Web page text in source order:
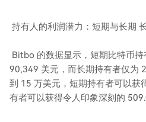
持有人的利润潜力：短期与长期
Bitbo 的数据显示，短期比特币
90,349 美元，而长期持有者仅为
到 15 万美元，短期持有者可以获
有者可以获得令人印象深刻的